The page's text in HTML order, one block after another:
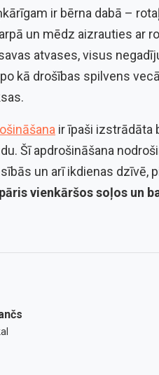
ir bērna dabā –
un mēdz aizrauties ar
atvases, visus
kā drošības spilvens
ir īpaši izstrādāta
Šī apdrošināšana
un arī ikdienas dzīvē,
vienkāršos soļos un